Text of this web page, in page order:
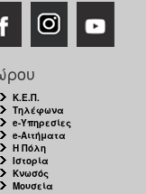
Κ.Ε.Π.
Τηλέφωνα
e-Υπηρεσίες
e-Αιτήματα
Η Πόλη
Ιστορία
Κνωσός
Μουσεία